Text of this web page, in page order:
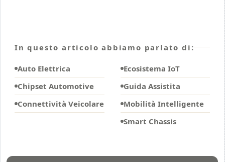
In questo articolo abbiamo parlato di:
Auto Elettrica
Chipset Automotive
Connettività Veicolare
Ecosistema IoT
Guida Assistita
Mobilità Intelligente
Smart Chassis